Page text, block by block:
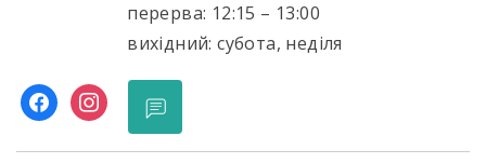
перерва: 12:15 – 13:00
вихідний: субота, неділя
facebookinstagram